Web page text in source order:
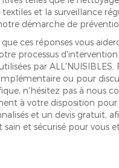
et la surveillance
démarche de
que ces réponses vous
processus
par ALL'NUISIBLES.
ou pour
n'hésitez pas à nous
à votre disposition pour
et un devis gratuit,
et sécurisé pour vous